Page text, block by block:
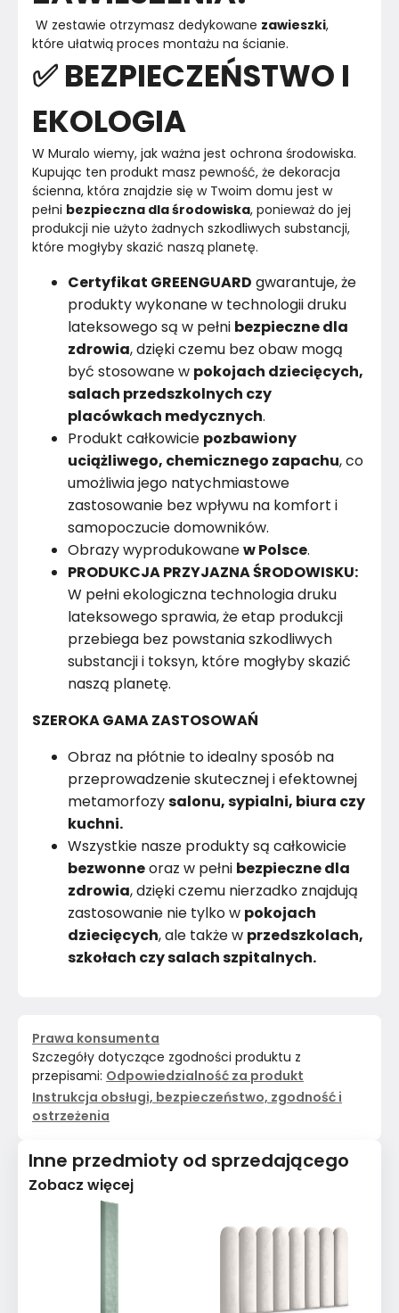
W zestawie otrzymasz dedykowane zawieszki,
które ułatwią proces montażu na ścianie.
✅ BEZPIECZEŃSTWO I
EKOLOGIA
W Muralo wiemy, jak ważna jest ochrona środowiska.
Kupując ten produkt masz pewność, że dekoracja
ścienna, która znajdzie się w Twoim domu jest w
pełni bezpieczna dla środowiska, ponieważ do jej
produkcji nie użyto żadnych szkodliwych substancji,
Certyfikat GREENGUARD gwarantuje, że
produkty wykonane w technologii druku
lateksowego są w pełni bezpieczne dla
zdrowia, dzięki czemu bez obaw mogą
być stosowane w pokojach dziecięcych,
salach przedszkolnych czy
placówkach medycznych.
Produkt całkowicie pozbawiony
uciążliwego, chemicznego zapachu, co
umożliwia jego natychmiastowe
zastosowanie bez wpływu na komfort i
samopoczucie domowników.
Obrazy wyprodukowanew Polsce.
PRODUKCJA PRZYJAZNA ŚRODOWISKU:
W pełni ekologiczna technologia druku
lateksowego sprawia, że etap produkcji
przebiega bez powstania szkodliwych
substancji i toksyn, które mogłyby skazić
naszą planetę.
SZEROKA GAMA ZASTOSOWAŃ
Obraz na płótnie to idealny sposób na
przeprowadzenie skutecznej i efektownej
metamorfozysalonu, sypialni, biura czy
kuchni.
Wszystkie nasze produkty są całkowicie
bezwonneoraz w pełni bezpieczne dla
zdrowia, dzięki czemu nierzadko znajdują
zastosowanie nie tylko w pokojach
dziecięcych, ale także w przedszkolach,
szkołach czy salach szpitalnych.
Prawa konsumenta
Szczegóły dotyczące zgodności produktu z
przepisami: Odpowiedzialność za produkt
Instrukcja obsługi, bezpieczeństwo, zgodność i
ostrzeżenia
Inne przedmioty od sprzedającego
Zobacz więcej